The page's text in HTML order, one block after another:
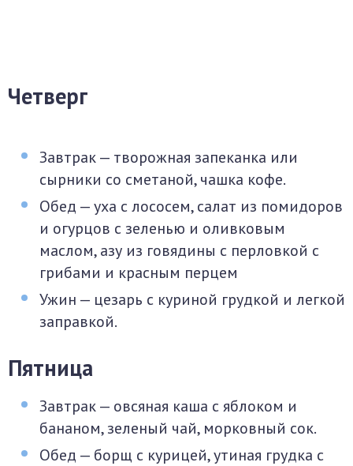
Четверг
Завтрак — творожная запеканка или
сырники со сметаной, чашка кофе.
Обед — уха с лососем, салат из помидоров
и огурцов с зеленью и оливковым
маслом, азу из говядины с перловкой с
грибами и красным перцем
Ужин — цезарь с куриной грудкой и легкой
заправкой.
Пятница
Завтрак — овсяная каша с яблоком и
бананом, зеленый чай, морковный сок.
Обед — борщ с курицей, утиная грудка с